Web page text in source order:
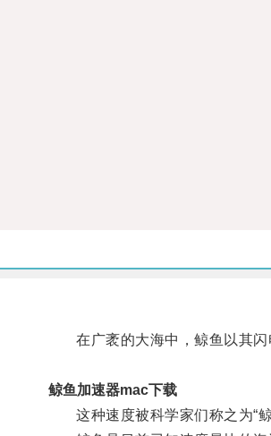
在广袤的大海中，鲸鱼以其闪
鲸鱼加速器mac下载
这种速度被科学家们称之为“鲸